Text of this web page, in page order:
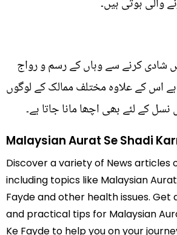
کرنے سے وہاں کے رسم و رواج
ہے اس کے علاوہ مختلف ممالک کے لوگوں
کے لئے بھی اچھا مانا جاتا ہے۔
Malaysian Aurat Se Shadi
Discover a variety of News articles
including topics like Malaysian
Fayde and other health issues. Get
and practical tips for Malaysian
Ke Fayde to help you on your